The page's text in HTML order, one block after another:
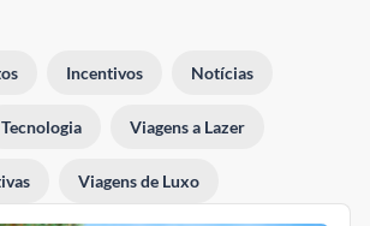
Incentivos Notícias
Tecnologia Viagens a Lazer
Viagens de Luxo